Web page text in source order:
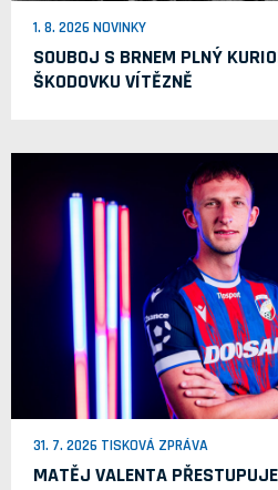
1. 8. 2026 NOVINKY
SOUBOJ S BRNEM PLNÝ
ŠKODOVKU VÍTĚZNĚ
31. 7. 2026 TISKOVÁ ZPRÁVA
MATĚJ VALENTA